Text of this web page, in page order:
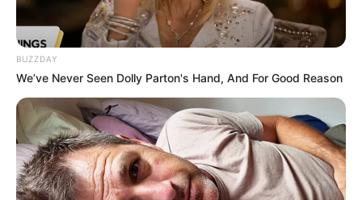
BUZZDAY
We’ve Never Seen Dolly Parton's Hand, And For Good Reason